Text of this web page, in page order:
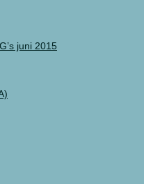
juni 2015